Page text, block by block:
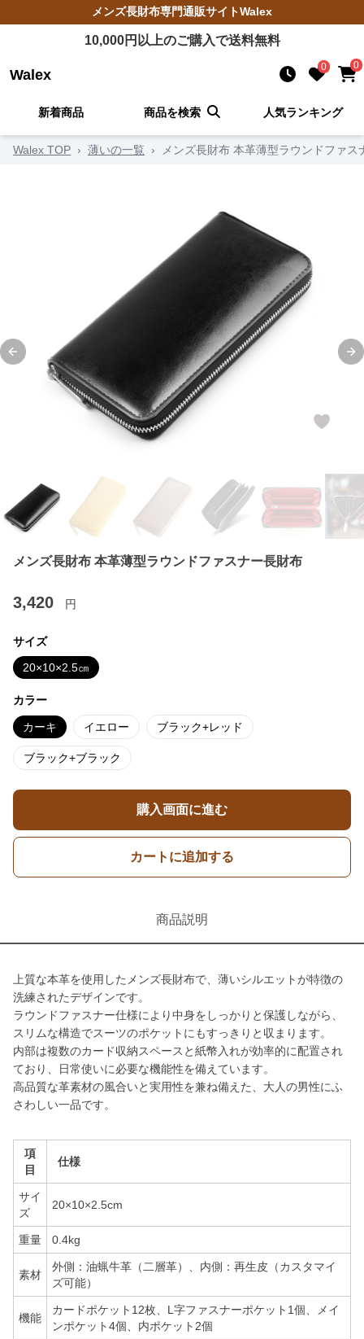
メンズ長財布専門通販サイトWalex
10,000円以上のご購入で送料無料
Walex 0 0
新着商品 商品を検索 人気ランキング
Walex TOP › 薄いの一覧 › メンズ長財布 本革薄型ラウンドファス
Previous slide
メンズ長財布 本革薄型ラウンドファスナー長財布
3,420 円
サイズ
20×10×2.5㎝
カラー
カーキ イエロー ブラック+レッド
ブラック+ブラック
購入画面に進む
カートに追加する
商品説明
上質な本革を使用したメンズ長財布で、薄いシルエットが特徴の
洗練されたデザインです。
ラウンドファスナー仕様により中身をしっかりと保護しながら、
スリムな構造でスーツのポケットにもすっきりと収まります。
内部は複数のカード収納スペースと紙幣入れが効率的に配置され
ており、日常使いに必要な機能性を備えています。
高品質な革素材の風合いと実用性を兼ね備えた、大人の男性にふ
さわしい一品です。
項
目
仕様
サイ
ズ
20×10×2.5cm
重量 0.4kg
素材
外側：油蝋牛革（二層革）、内側：再生皮（カスタマイ
ズ可能）
機能
カードポケット12枚、L字ファスナーポケット1個、メイ
ンポケット4個、内ポケット2個